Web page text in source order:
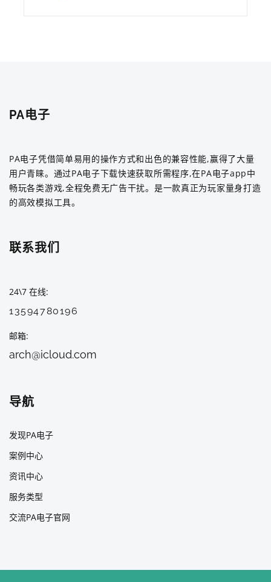
PA电子
PA电子凭借简单易用的操作方式和出色的兼容性能,赢得了大量
用户青睐。通过PA电子下载快速获取所需程序,在PA电子app中
畅玩各类游戏,全程免费无广告干扰。是一款真正为玩家量身打造
的高效模拟工具。
联系我们
24\7 在线
13594780196
邮箱
arch@icloud.com
导航
发现PA电子
案例中心
资讯中心
服务类型
交流PA电子官网